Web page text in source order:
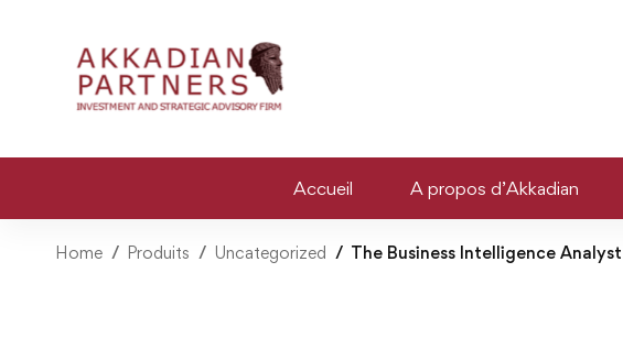
Accueil A propos d’Akkadian
Home Produits Uncategorized The Business Intelligence